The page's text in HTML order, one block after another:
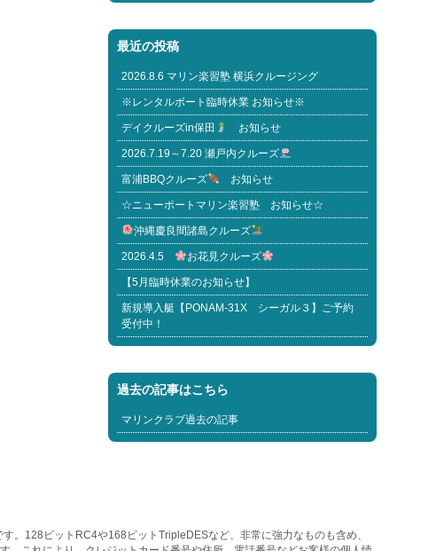
最近の投稿
2026.8.6 マリン楽習塾 横浜クルージング
※レンタルボート臨時休業 お知らせ※
デイクルーズin保田 お知らせ
2026.7.19～7.20 瀬戸内クルーズ
富浦BBQクルーズ お知らせ
☆ニューポートマリン楽習塾 お知らせ☆
沖縄慶良間諸島クルーズ
2026.4.5 お花見クルーズ
【5月臨時休業のお知らせ】
新規導入艇【PONAM-31X シーガル３】ご予約
受付中！
過去の記事はこちら
マリンクラブ過去の記事
。128ビットRC4や168ビットTripleDESなど、非常に強力なものも含め、